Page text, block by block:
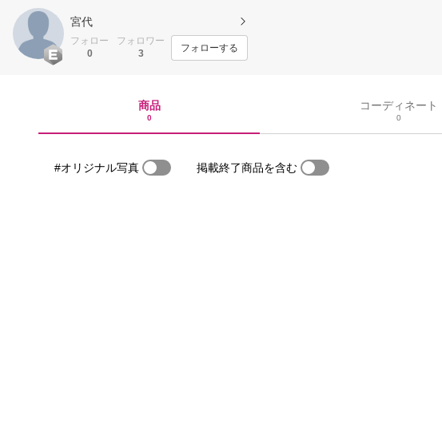
宮代
フォロー
0
フォロワー
3
フォローする
商品
0
コーディネート
0
#オリジナル写真 掲載終了商品を含む